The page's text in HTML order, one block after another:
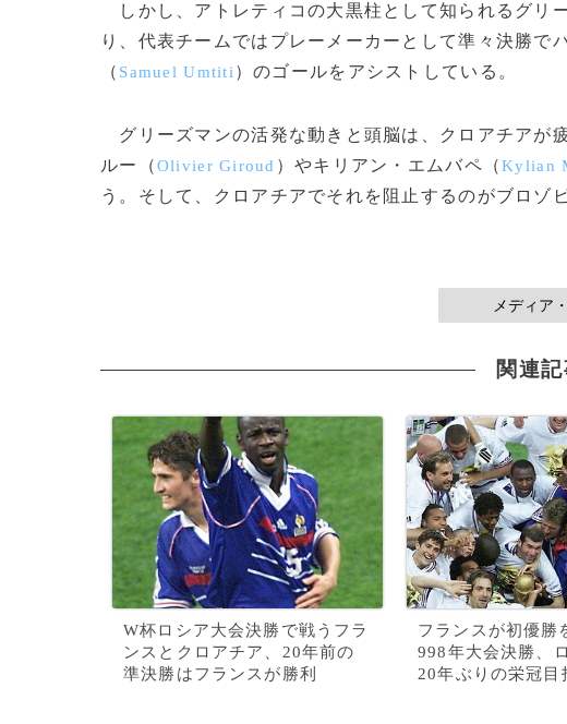
しかし、アトレティコの大黒柱として知られるグリ
り、代表チームではプレーメーカーとして準々決勝で
（ Samuel Umtiti ）のゴールをアシストしている。
グリーズマンの活発な動きと頭脳は、クロアチアが
ルー（Olivier Giroud ）やキリアン・エムバペ（Kylian
う。そして、クロアチアでそれを阻止するのがブロ
メディア
関連記
W杯ロシア大会決勝で戦うフラ
ンスとクロアチア、20年前の
準決勝はフランスが勝利
フランスが初優勝
998年大会決勝、
20年ぶりの栄冠目